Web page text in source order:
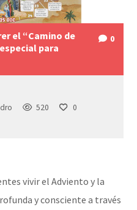
el “Camino de
para
0
520
0
vivir el Adviento y la
y consciente a través